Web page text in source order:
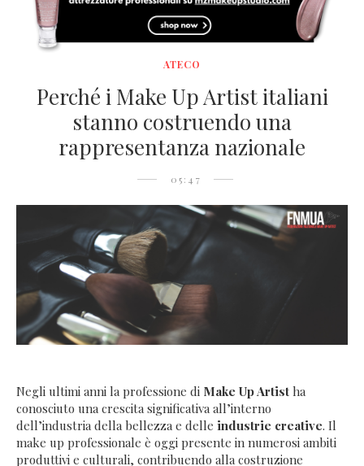
ATECO
Perché i Make Up Artist italiani
stanno costruendo una
rappresentanza nazionale
05:47
Negli ultimi anni la professione di Make Up Artist ha
conosciuto una crescita significativa all’interno
dell’industria della bellezza e delle industrie creative. Il
make up professionale è oggi presente in numerosi ambiti
produttivi e culturali, contribuendo alla costruzione